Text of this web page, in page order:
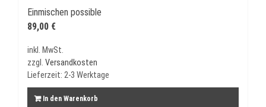
Einmischen possible
89,00 €
inkl. MwSt.
zzgl. Versandkosten
Lieferzeit: 2-3 Werktage
In den Warenkorb